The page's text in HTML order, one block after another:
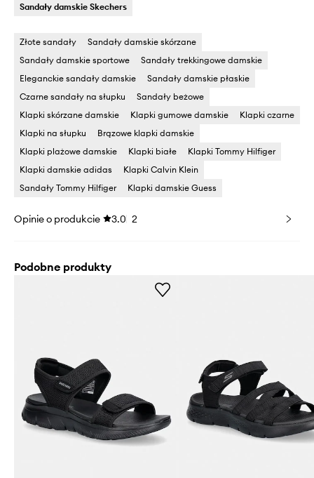
Sandały damskie Skechers
Złote sandały
Sandały damskie skórzane
Sandały damskie sportowe
Sandały trekkingowe damskie
Eleganckie sandały damskie
Sandały damskie płaskie
Czarne sandały na słupku
Sandały beżowe
Klapki skórzane damskie
Klapki gumowe damskie
Klapki czarne
Klapki na słupku
Brązowe klapki damskie
Klapki plażowe damskie
Klapki białe
Klapki Tommy Hilfiger
Klapki damskie adidas
Klapki Calvin Klein
Sandały Tommy Hilfiger
Klapki damskie Guess
Opinie o produkcie 3.0 2
Podobne produkty